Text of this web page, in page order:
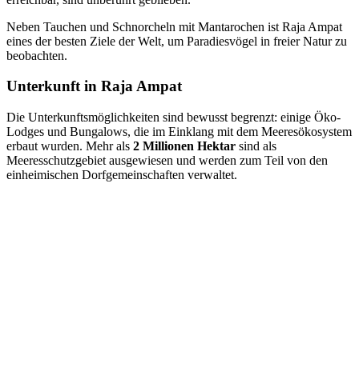
Neben Tauchen und Schnorcheln mit Mantarochen ist Raja Ampat
eines der besten Ziele der Welt, um Paradiesvögel in freier Natur zu
beobachten.
Unterkunft in Raja Ampat
Die Unterkunftsmöglichkeiten sind bewusst begrenzt: einige Öko-
Lodges und Bungalows, die im Einklang mit dem Meeresökosystem
erbaut wurden. Mehr als 2 Millionen Hektar sind als
Meeresschutzgebiet ausgewiesen und werden zum Teil von den
einheimischen Dorfgemeinschaften verwaltet.